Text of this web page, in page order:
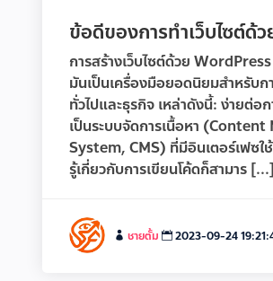
ข้อดีของการทำเว็บไซต์ด้
การสร้างเว็บไซต์ด้วย
มันเป็นเครื่องมือยอดนิยมสำหรับก
ทั่วไปและธุรกิจ เหล่าดังนี้: ง่ายต่อ
เป็นระบบจัดการเนื้อหา
System, CMS) ที่มีอินเตอร์เฟซ
รู้เกี่ยวกับการเขียนโค้ดก็สามาร [...]
ชายตั้ม 2023-09-24